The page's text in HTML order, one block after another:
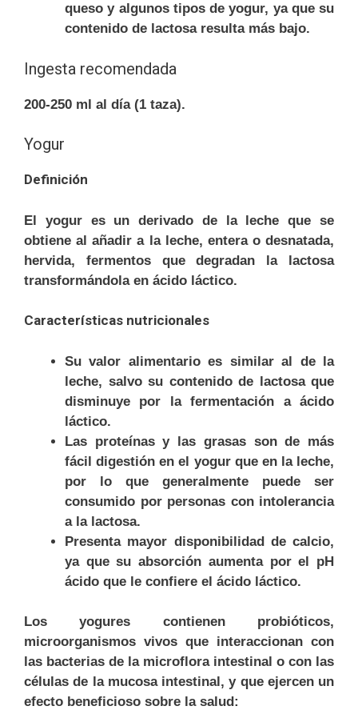
queso y algunos tipos de yogur, ya que su
contenido de lactosa resulta más bajo.
Ingesta recomendada
200-250 ml al día (1 taza).
Yogur
Definición
El yogur es un derivado de la leche que se
obtiene al añadir a la leche, entera o desnatada,
hervida, fermentos que degradan la lactosa
transformándola en ácido láctico.
Características nutricionales
Su valor alimentario es similar al de la
leche, salvo su contenido de lactosa que
disminuye por la fermentación a ácido
láctico.
Las proteínas y las grasas son de más
fácil digestión en el yogur que en la leche,
por lo que generalmente puede ser
consumido por personas con intolerancia
a la lactosa.
Presenta mayor disponibilidad de calcio,
ya que su absorción aumenta por el pH
ácido que le confiere el ácido láctico.
Los yogures contienen probióticos,
microorganismos vivos que interaccionan con
las bacterias de la microflora intestinal o con las
células de la mucosa intestinal, y que ejercen un
efecto beneficioso sobre la salud: